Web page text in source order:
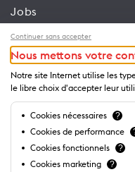
Jobs
der Website
Business
Continuer sans accepter
Nous mettons votre
Notre site Internet utilise les
le libre choix d'accepter leur
Cookies nécessaires ?
Cookies de performance
Cookies fonctionnels ?
Cookies marketing ?